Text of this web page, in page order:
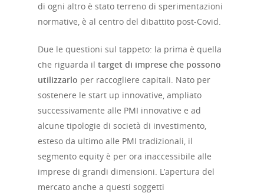
di ogni altro è stato terreno di sperimentazioni
normative, è al centro del dibattito post-Covid.
Due le questioni sul tappeto: la prima è quella
che riguarda il target di imprese che possono
utilizzarlo per raccogliere capitali. Nato per
sostenere le start up innovative, ampliato
successivamente alle PMI innovative e ad
alcune tipologie di società di investimento,
esteso da ultimo alle PMI tradizionali, il
segmento equity è per ora inaccessibile alle
imprese di grandi dimensioni. L’apertura del
mercato anche a questi soggetti